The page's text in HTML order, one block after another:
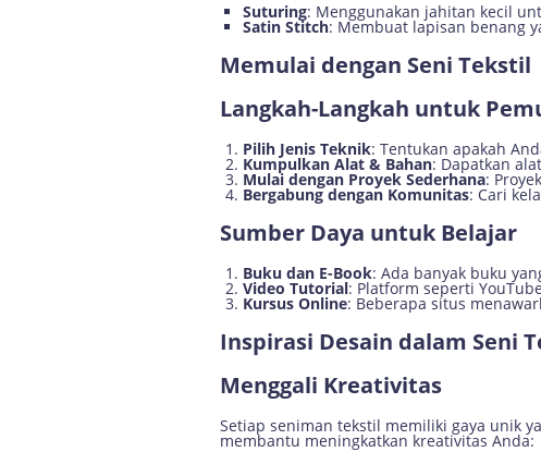
Suturing: Menggunakan jahitan kecil
Satin Stitch: Membuat lapisan benang
Memulai dengan Seni Tekstil
Langkah-Langkah untuk
Pilih Jenis Teknik: Tentukan apakah
Kumpulkan Alat & Bahan: Dapatkan
Mulai dengan Proyek Sederhana:
Bergabung dengan Komunitas: Cari
Sumber Daya untuk Belajar
Buku dan E-Book: Ada banyak buku
Video Tutorial: Platform seperti
Kursus Online: Beberapa situs
Inspirasi Desain dalam Seni
Menggali Kreativitas
Setiap seniman tekstil memiliki gaya unik
membantu meningkatkan kreativitas Anda: